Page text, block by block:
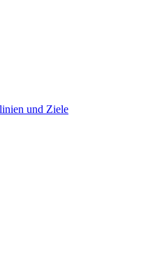
und Zie­le